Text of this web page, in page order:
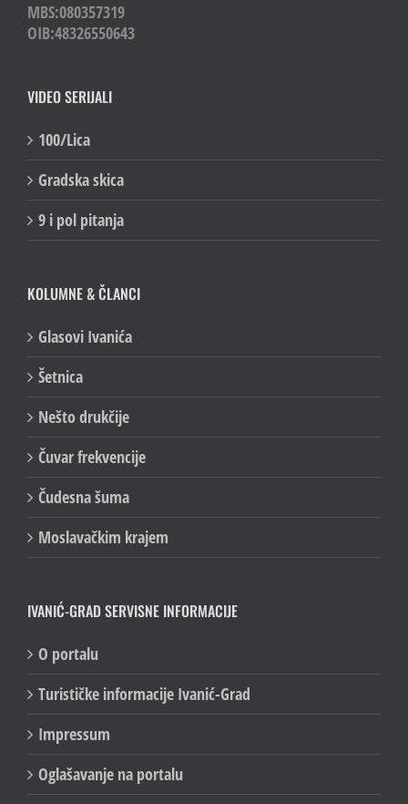
MBS:080357319
OIB:48326550643
VIDEO SERIJALI
100/Lica
Gradska skica
9 i pol pitanja
KOLUMNE & ČLANCI
Glasovi Ivanića
Šetnica
Nešto drukčije
Čuvar frekvencije
Čudesna šuma
Moslavačkim krajem
IVANIĆ-GRAD SERVISNE INFORMACIJE
O portalu
Turističke informacije Ivanić-Grad
Impressum
Oglašavanje na portalu